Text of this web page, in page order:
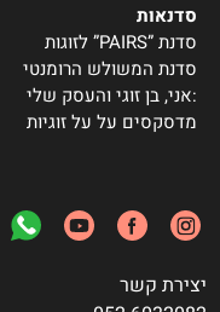
סדנאות
סדנת ”PAIRS” לזוגות
סדנת המשולש הרומנטי
:אני, בן זוגי והעסק שלי
מדסקסים על על זוגיות
יצירת קשר